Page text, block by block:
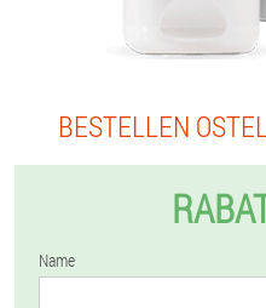
BESTELLEN
Name